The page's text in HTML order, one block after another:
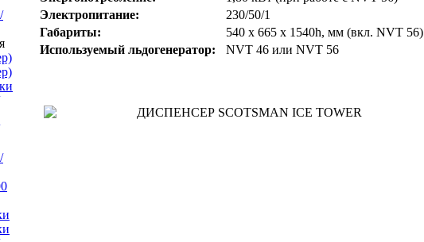
Электропитание:
230/50/1
Габариты:
540 х 665 х 1540h, мм (вкл. NVT 56)
Используемый льдогенератор:
NVT 46 или NVT 56